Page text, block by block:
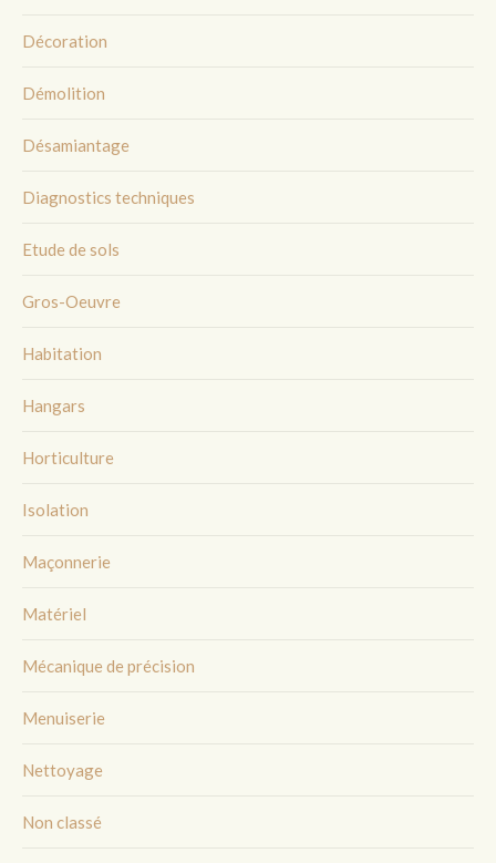
Décoration
Démolition
Désamiantage
Diagnostics techniques
Etude de sols
Gros-Oeuvre
Habitation
Hangars
Horticulture
Isolation
Maçonnerie
Matériel
Mécanique de précision
Menuiserie
Nettoyage
Non classé